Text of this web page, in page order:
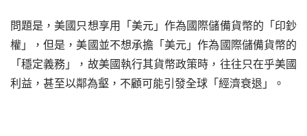
問題是，美國只想享用「美元」作為國際儲備貨幣的「印鈔
權」，但是，美國並不想承擔「美元」作為國際儲備貨幣的
「穩定義務」，故美國執行其貨幣政策時，往往只在乎美國
利益，甚至以鄰為壑，不顧可能引發全球「經濟衰退」。